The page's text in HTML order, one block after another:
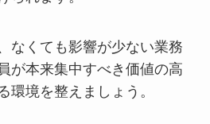
なくても影響が少ない業務
が本来集中すべき価値の高
環境を整えましょう。